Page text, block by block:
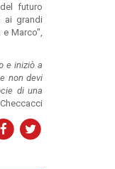
futuro
ai grandi
Marco",
e iniziò a
non devi
di una